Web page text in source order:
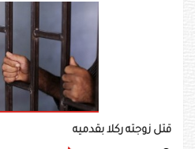
قتل زوجته ركلا بقدميه